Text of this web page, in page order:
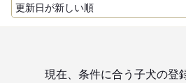
現在、条件に合う子犬の登